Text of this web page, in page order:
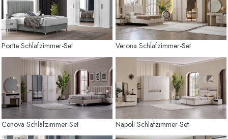
Portte Schlafzimmer-Set Verona Schlafzimmer-Set
Cenova Schlafzimmer-Set Napoli Schlafzimmer-Set